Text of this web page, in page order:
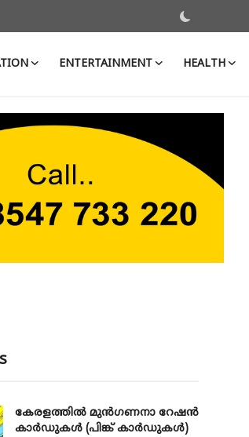
ENTERTAINMENT HEALTH
കേരളത്തിൽ മുൻഗണനാ റേഷൻ
കാർഡുകൾ (പിങ്ക് കാർഡുകൾ)